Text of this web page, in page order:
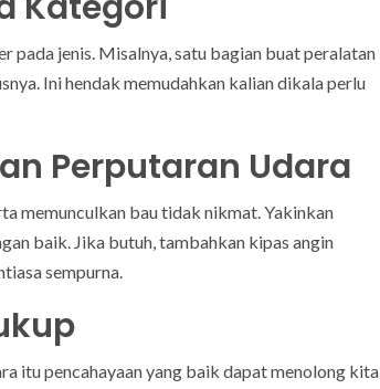
pada jenis. Misalnya, satu bagian buat peralatan
Ini hendak memudahkan kalian dikala perlu
Perputaran Udara
memunculkan bau tidak nikmat. Yakinkan
baik. Jika butuh, tambahkan kipas angin
sempurna.
itu pencahayaan yang baik dapat menolong kita